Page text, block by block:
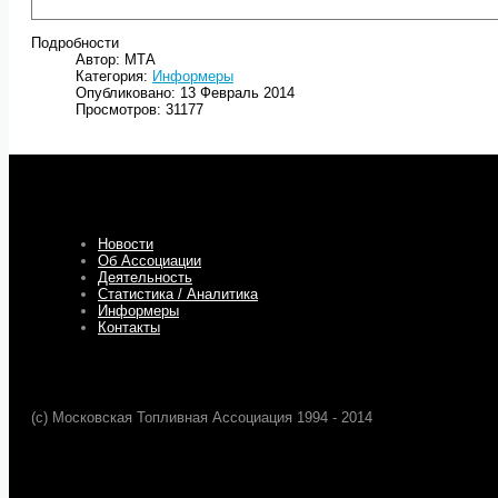
Подробности
Автор: МТА
Категория: Информеры
Опубликовано: 13 Февраль 2014
Просмотров: 31177
Новости
Об Ассоциации
Деятельность
Статистика / Аналитика
Информеры
Контакты
(c) Московская Топливная Ассоциация 1994 - 2014